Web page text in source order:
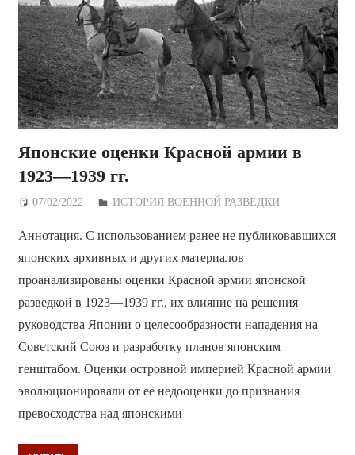
Японские оценки Красной армии в
1923—1939 гг.
07/02/2022 Дежурный по Редакции
ИСТОРИЯ ВОЕННОЙ РАЗВЕДКИ
Аннотация. С использованием ранее не публиковавшихся
японских архивных и других материалов
проанализированы оценки Красной армии японской
разведкой в 1923—1939 гг., их влияние на решения
руководства Японии о целесообразности нападения на
Советский Союз и разработку планов японским
генштабом. Оценки островной империей Красной армии
эволюционировали от её недооценки до признания
превосходства над японскими